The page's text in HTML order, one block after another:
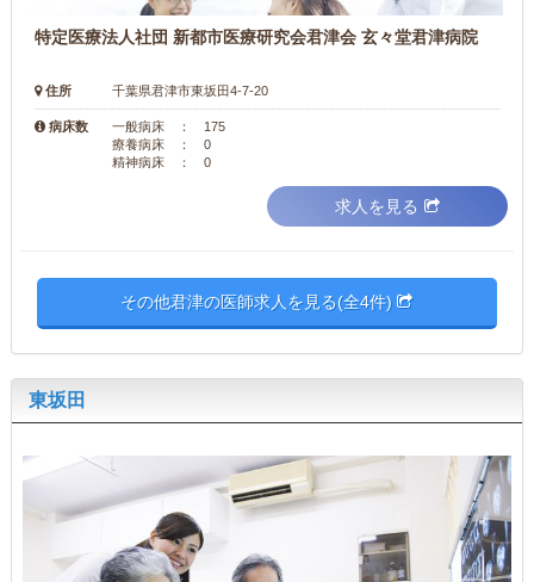
特定医療法人社団 新都市医療研究会君津会 玄々堂君津病院
住所 千葉県君津市東坂田4-7-20
病床数
一般病床 ： 175
療養病床 ： 0
精神病床 ： 0
求人を見る
その他君津の医師求人を見る(全4件)
東坂田